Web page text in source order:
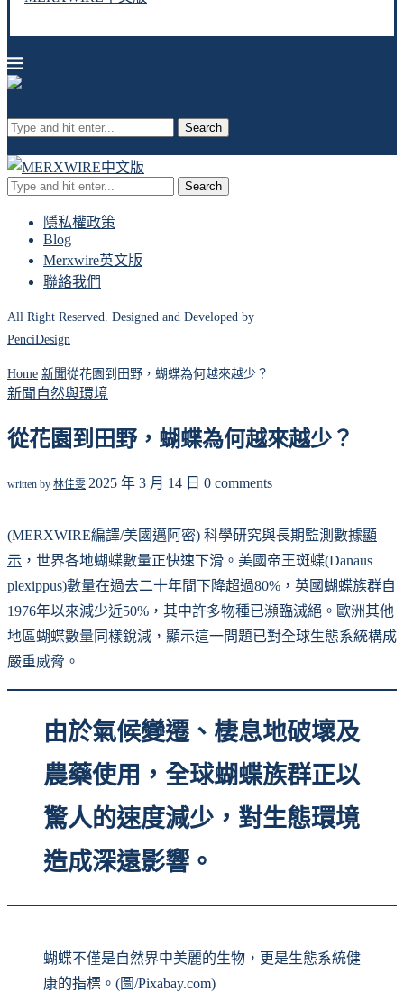
Search
Search
隱私權政策
Blog
Merxwire英文版
聯絡我們
All Right Reserved. Designed and Developed by
PenciDesign
Home 新聞從花園到田野，蝴蝶為何越來越少？
新聞 自然與環境
從花園到田野，蝴蝶為何越來越少？
written by 林佳雯 2025 年 3 月 14 日 0 comments
(MERXWIRE編譯/美國邁阿密) 科學研究與長期監測數據顯
示 ，世界各地蝴蝶數量正快速下滑。美國帝王斑蝶(Danaus
plexippus)數量在過去二十年間下降超過80%，英國蝴蝶族群自
1976年以來減少近50%，其中許多物種已瀕臨滅絕。歐洲其他
地區蝴蝶數量同樣銳減，顯示這一問題已對全球生態系統構成
嚴重威脅。
由於氣候變遷、棲息地破壞及
農藥使用，全球蝴蝶族群正以
驚人的速度減少，對生態環境
造成深遠影響。
蝴蝶不僅是自然界中美麗的生物，更是生態系統健
康的指標。(圖/Pixabay.com)